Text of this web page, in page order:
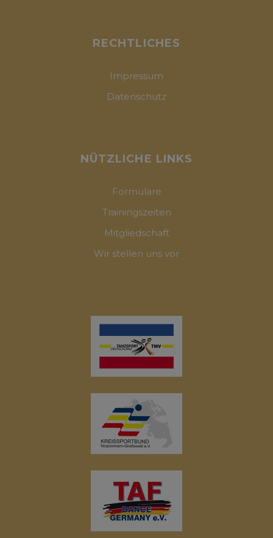
RECHTLICHES
Impressum
Datenschutz
NÜTZLICHE LINKS
Formulare
Trainingszeiten
Mitgliedschaft
Wir stellen uns vor